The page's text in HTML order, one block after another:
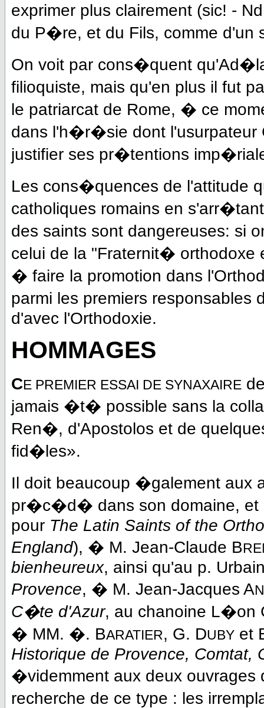
exprimer plus clairement (sic! -
du P�re, et du Fils, comme d'un
On voit par cons�quent
filioquiste, mais qu'en plus il fut
le patriarcat de Rome, � ce
dans l'h�r�sie dont l'usurpateur
justifier ses pr�tentions
Les cons�quences de l'attitude
catholiques romains en
des saints sont dangereuses: si
celui de la "Fraternit� orthodoxe
� faire la promotion dans
parmi les premiers
d'avec l'Orthodoxie.
HOMMAGES
CE PREMIER ESSAI DE SYNAXAIRE
jamais �t� possible sans la
Ren�, d'Apostolos et de
fid�les».
Il doit beaucoup �galement aux
pr�c�d� dans son domaine, et
pour The Latin Saints of the
England), � M. Jean-Claude B
bienheureux, ainsi qu'au p.
Provence, � M. Jean-Jacques A
C�te d'Azur, au chanoine L�on
� MM. �. BARATIER, G. DUBY et
Historique de Provence, Comtat,
�videmment aux deux
recherche de ce type : les